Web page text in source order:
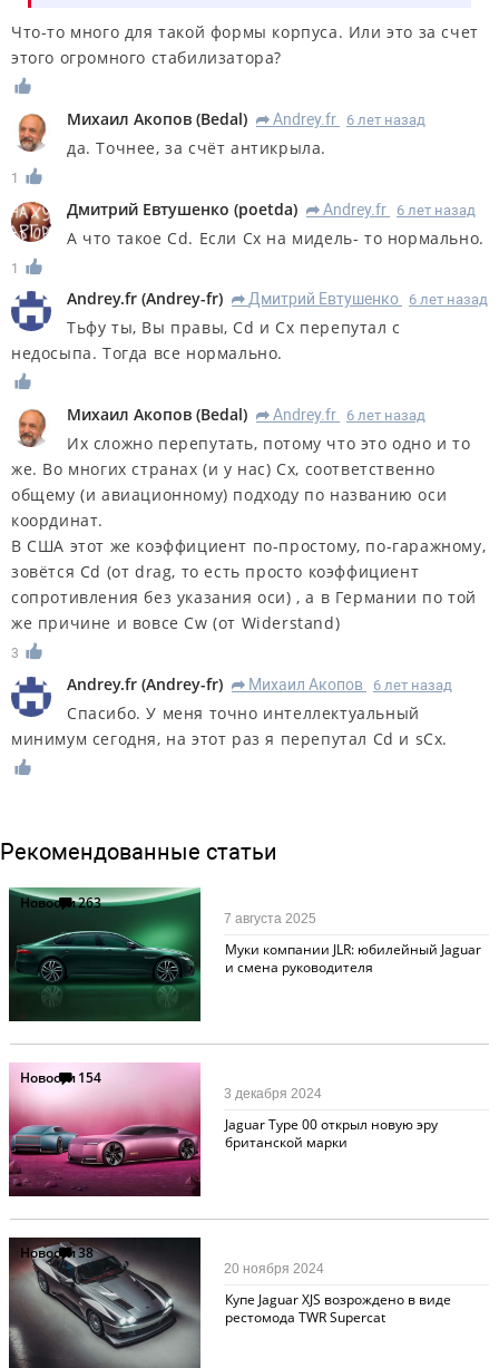
Что-то много для такой формы корпуса. Или это за счет
этого огромного стабилизатора?
Михаил Акопов (Bedal) R Andrey.fr 6 лет назад
да. Точнее, за счёт антикрыла.
1
Дмитрий Евтушенко (poetda) R Andrey.fr 6 лет назад
А что такое Cd. Если Cx на мидель- то нормально.
1
Andrey.fr (Andrey-fr) R Дмитрий Евтушенко 6 лет назад
Тьфу ты, Вы правы, Cd и Cx перепутал с
недосыпа. Тогда все нормально.
Михаил Акопов (Bedal) R Andrey.fr 6 лет назад
Их сложно перепутать, потому что это одно и то
же. Во многих странах (и у нас) Сх, соответственно
общему (и авиационному) подходу по названию оси
координат.
В США этот же коэффициент по-простому, по-гаражному,
зовётся Cd (от drag, то есть просто коэффициент
сопротивления без указания оси) , а в Германии по той
же причине и вовсе Cw (от Widerstand)
3
Andrey.fr (Andrey-fr) R Михаил Акопов 6 лет назад
Спасибо. У меня точно интеллектуальный
минимум сегодня, на этот раз я перепутал Cd и sCx.
Рекомендованные статьи
Новости263
Муки компании JLR: юбилейный Jaguar
и смена руководителя
7 августа 2025
Новости154
Jaguar Type 00 открыл новую эру
британской марки
3 декабря 2024
Новости38
Купе Jaguar XJS возрождено в виде
рестомода TWR Supercat
20 ноября 2024